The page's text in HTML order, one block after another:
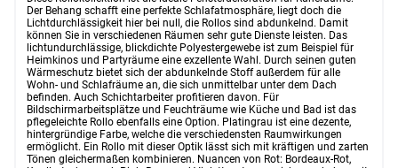
Der Behang schafft eine perfekte Schlafatmosphäre, liegt doch die
Lichtdurchlässigkeit hier bei null, die Rollos sind abdunkelnd. Damit
können Sie in verschiedenen Räumen sehr gute Dienste leisten. Das
lichtundurchlässige, blickdichte Polyestergewebe ist zum Beispiel für
Heimkinos und Partyräume eine exzellente Wahl. Durch seinen guten
Wärmeschutz bietet sich der abdunkelnde Stoff außerdem für alle
Wohn- und Schlafräume an, die sich unmittelbar unter dem Dach
befinden. Auch Schichtarbeiter profitieren davon. Für
Bildschirmarbeitsplätze und Feuchträume wie Küche und Bad ist das
pflegeleichte Rollo ebenfalls eine Option. Platingrau ist eine dezente,
hintergründige Farbe, welche die verschiedensten Raumwirkungen
ermöglicht. Ein Rollo mit dieser Optik lässt sich mit kräftigen und zarten
Tönen gleichermaßen kombinieren. Nuancen von Rot: Bordeaux-Rot,